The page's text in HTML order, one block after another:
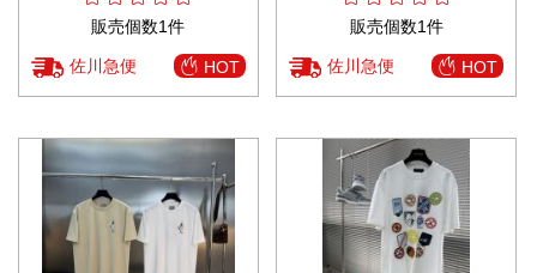
販売個数1件
佐川急便 HOT
販売個数1件
佐川急便 HOT